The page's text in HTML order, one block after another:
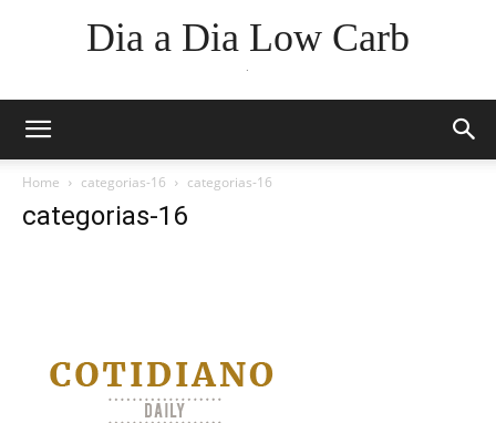
Dia a Dia Low Carb
Home categorias-16 categorias-16
categorias-16